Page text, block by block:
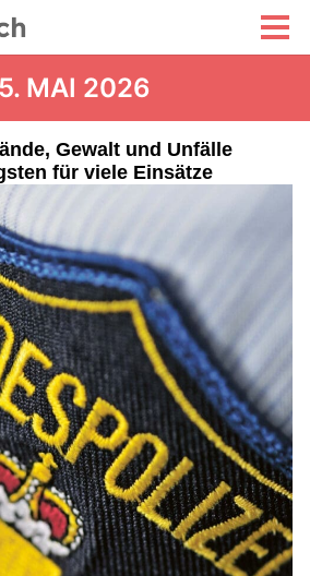
MAI 2026
Gewalt und Unfälle
für viele Einsätze